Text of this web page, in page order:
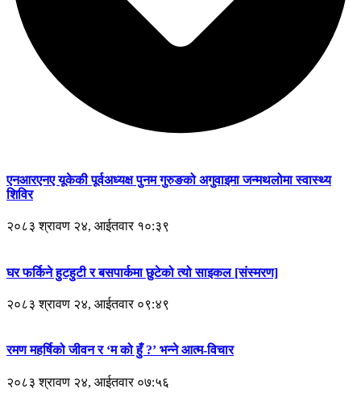
एनआरएनए यूकेकी पूर्वअध्यक्ष पुनम गुरुङको अगुवाइमा जन्मथलोमा स्वास्थ्य
शिविर
२०८३ श्रावण २४, आईतवार १०:३९
घर फर्किने हुटहुटी र बसपार्कमा छुटेको त्यो साइकल [संस्मरण]
२०८३ श्रावण २४, आईतवार ०९:४९
रमण महर्षिको जीवन र ‘म को हुँ ?’ भन्ने आत्म-विचार
२०८३ श्रावण २४, आईतवार ०७:५६